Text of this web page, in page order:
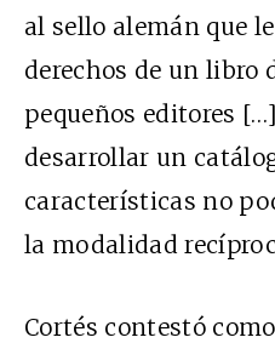
al sello alemán que
derechos de un libro
pequeños editores
desarrollar un
características no
la modalidad
Cortés contestó